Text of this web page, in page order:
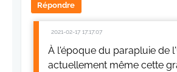
Répondre
2021-02-17 17:17:07
À l'époque du parapluie de
actuellement même cette